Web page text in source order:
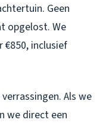
Geen
opgelost. We
€850, inclusief
Als we
we direct een